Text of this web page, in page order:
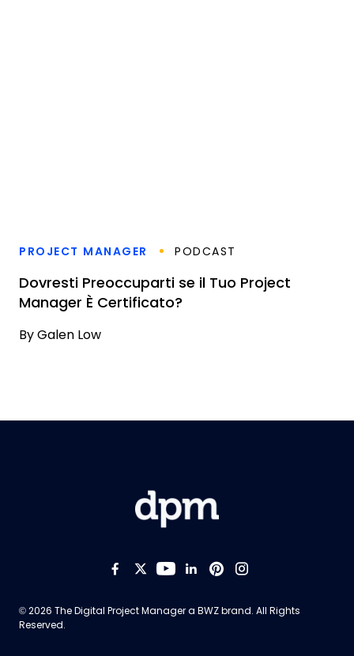
PROJECT MANAGER PODCAST
Dovresti Preoccuparti se il Tuo Project
Manager È Certificato?
By Galen Low
Like us on Facebook
Follow us on Twitter
Follow us on
Add us on
Follow us on
Follow us
© 2026 The Digital Project Manager a BWZOpens new window
brand. All Rights
Reserved.